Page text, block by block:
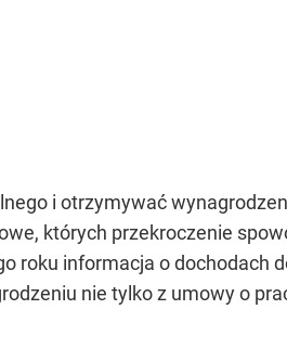
i otrzymywać
których przekroczenie
roku informacja o
nie tylko z umowy o